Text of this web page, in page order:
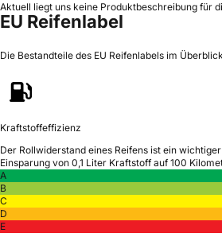
Aktuell liegt uns keine Produktbeschreibung für
EU Reifenlabel
Die Bestandteile des EU Reifenlabels im
Kraftstoffeffizienz
Der Rollwiderstand eines Reifens ist ein
Einsparung von 0,1 Liter Kraftstoff auf 100
A
B
C
D
E